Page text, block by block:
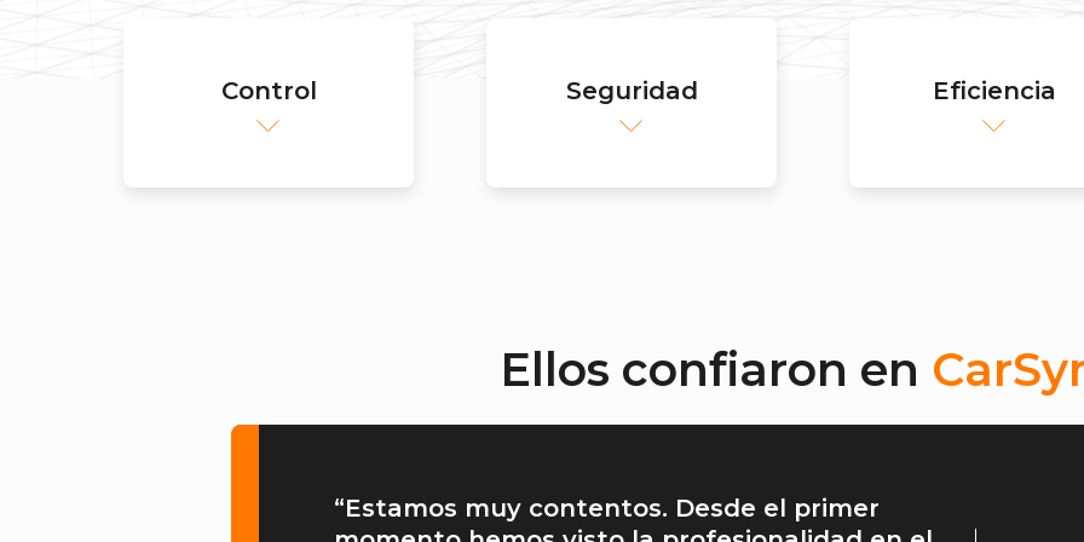
Control Seguridad Eficiencia
Ellos confiaron en
“Estamos muy contentos. Desde el primer